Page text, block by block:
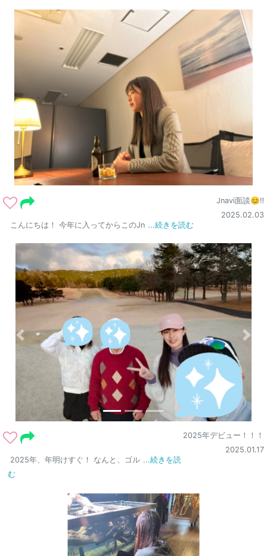
Jnavi面談😊‼️
2025.02.03
こんにちは！ 今年に入ってからこのJn ...続きを読む
2025年デビュー！！！
2025.01.17
2025年、年明けすぐ！ なんと、ゴル ...続きを読
む